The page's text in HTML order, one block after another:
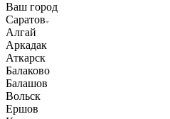
Ваш город
Саратов
Алгай
Аркадак
Аткарск
Балаково
Балашов
Вольск
Ершов